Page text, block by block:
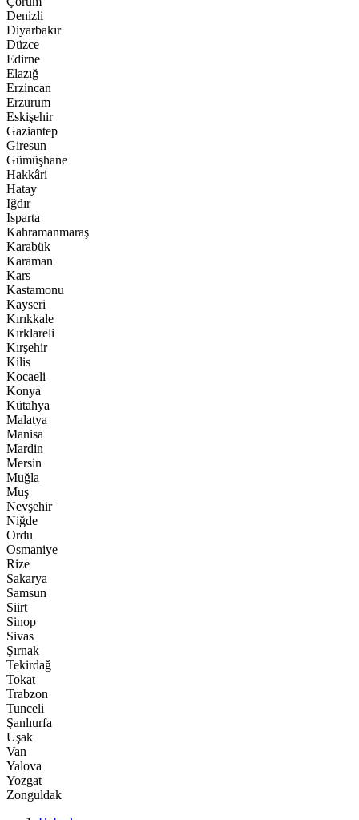
Denizli
Diyarbakır
Düzce
Edirne
Elazığ
Erzincan
Erzurum
Eskişehir
Gaziantep
Giresun
Gümüşhane
Hakkâri
Hatay
Iğdır
Isparta
Kahramanmaraş
Karabük
Karaman
Kars
Kastamonu
Kayseri
Kırıkkale
Kırklareli
Kırşehir
Kilis
Kocaeli
Konya
Kütahya
Malatya
Manisa
Mardin
Mersin
Muğla
Muş
Nevşehir
Niğde
Ordu
Osmaniye
Rize
Sakarya
Samsun
Siirt
Sinop
Sivas
Şırnak
Tekirdağ
Tokat
Trabzon
Tunceli
Şanlıurfa
Uşak
Van
Yalova
Yozgat
Zonguldak